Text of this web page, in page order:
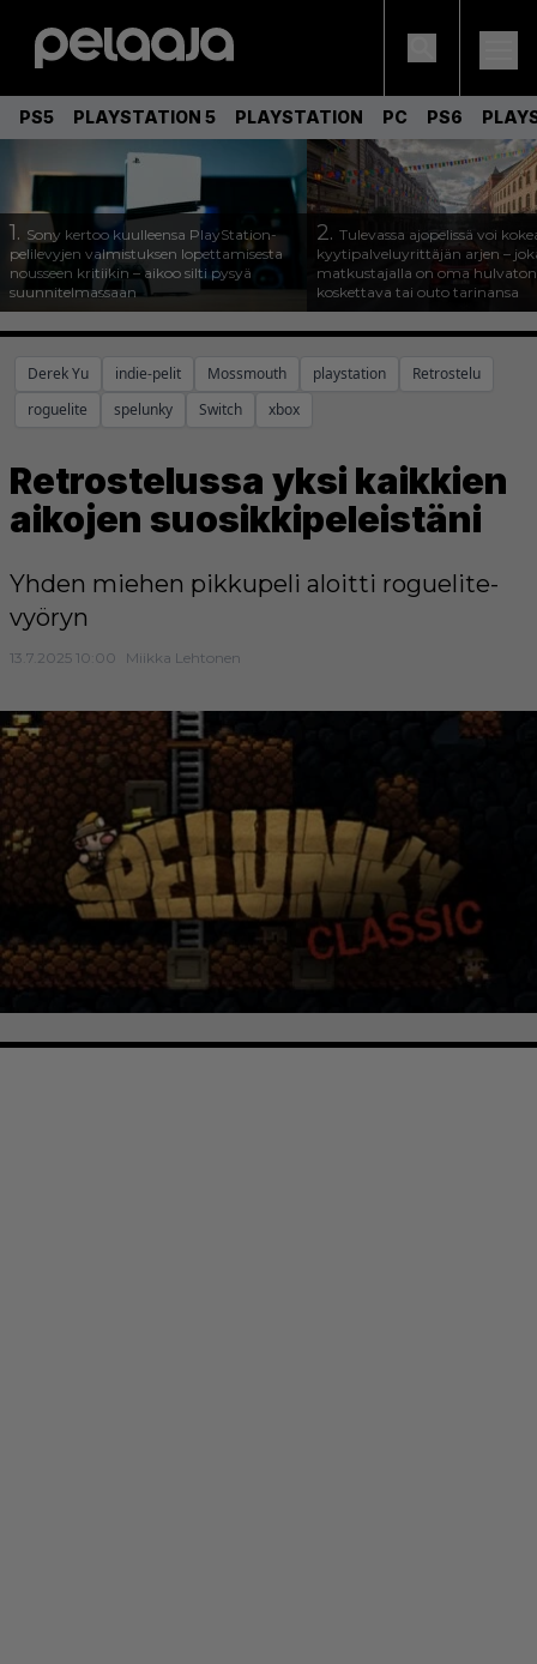
PS5 PLAYSTATION 5 PLAYSTATION PC PS6
1. Sony kertoo kuulleensa PlayStation-
pelilevyjen valmistuksen lopettamisesta
nousseen kritiikin – aikoo silti pysyä
suunnitelmassaan
2. Tulevassa ajopelissä voi
kyytipalveluyrittäjän arjen –
matkustajalla on oma
koskettava tai outo tarinansa
Derek Yu indie-pelit Mossmouth playstation
Retrostelu
roguelite
spelunky Switch xbox
Retrostelussa yksi kaikkien
aikojen suosikkipeleistäni
Yhden miehen pikkupeli aloitti roguelite-
vyöryn
13.7.2025 10:00 Miikka Lehtonen